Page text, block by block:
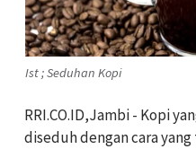
Ist ; Seduhan Kopi
RRI.CO.ID,Jambi - Kopi
diseduh dengan cara